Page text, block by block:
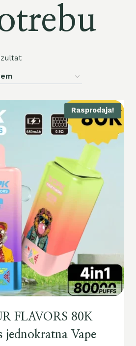
Rasprodaja!
FLAVORS 80K
jednokratna Vape